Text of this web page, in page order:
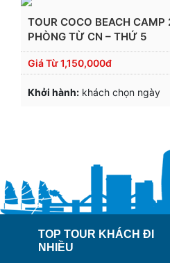
TOUR COCO BEACH CAMP
PHÒNG TỪ CN – THỨ 5
Giá Từ1,150,000đ
Khởi hành: khách chọn ngày
TOP TOUR KHÁCH ĐI
NHIỀU